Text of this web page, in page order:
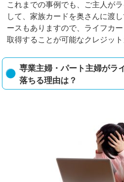
これまでの事例でも、ご主人が
して、家族カードを奥さんに渡
ースもありますので、ライフカ
取得することが可能なクレジット
専業主婦・パート主婦がラ
落ちる理由は？